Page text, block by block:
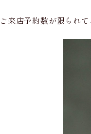
来店予約数が限られ